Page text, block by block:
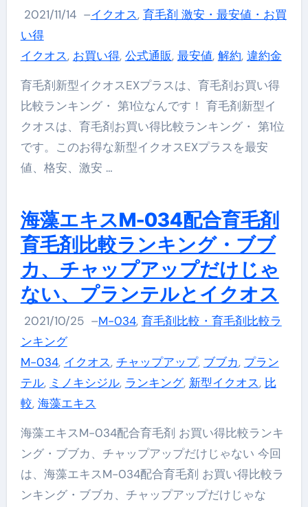
2021/11/14 –イクオス, 育毛剤 激安・最安値・お買
い得
イクオス, お買い得, 公式通販, 最安値, 解約, 違約金
育毛剤新型イクオスEXプラスは、育毛剤お買い得
比較ランキング・ 第1位なんです！ 育毛剤新型イ
クオスは、育毛剤お買い得比較ランキング・ 第1位
です。このお得な新型イクオスEXプラスを最安
値、格安、激安 …
海藻エキスM-034配合育毛剤
育毛剤比較ランキング・ブブ
カ、チャップアップだけじゃ
ない、プランテルとイクオス
2021/10/25 –M-034, 育毛剤比較・育毛剤比較ラ
ンキング
M-034, イクオス, チャップアップ, ブブカ, プラン
テル, ミノキシジル, ランキング, 新型イクオス, 比
較, 海藻エキス
海藻エキスM-034配合育毛剤 お買い得比較ランキ
ング・ブブカ、チャップアップだけじゃない 今回
は、海藻エキスM-034配合育毛剤 お買い得比較ラ
ンキング・ブブカ、チャップアップだけじゃな